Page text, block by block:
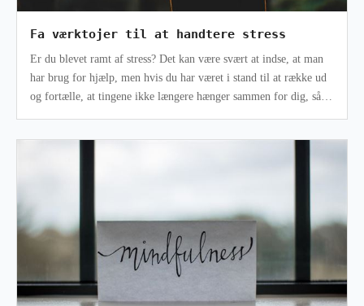
Fa værktojer til at handtere stress
Er du blevet ramt af stress? Det kan være svært at indse, at man
har brug for hjælp, men hvis du har været i stand til at række ud
og fortælle, at tingene ikke længere hænger sammen for dig, så er